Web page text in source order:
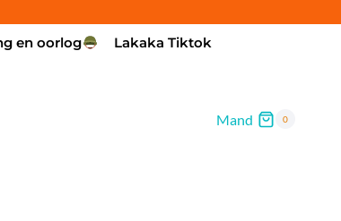
en oorlog Lakaka Tiktok
Mand 0